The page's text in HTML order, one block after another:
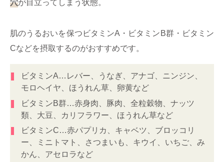
穴が目立ってしまう状態。
肌のうるおいを保つビタミンA・ビタミンB群・ビタミン
Cなどを摂取するのがおすすめです。
ビタミンA…レバー、うなぎ、アナゴ、ニンジン、
モロヘイヤ、ほうれん草、卵黄など
ビタミンB群…赤身肉、豚肉、全粒穀物、ナッツ
類、大豆、カリフラワー、ほうれん草など
ビタミンC…赤パプリカ、キャベツ、ブロッコリ
ー、ミニトマト、さつまいも、キウイ、いちご、み
かん、アセロラなど